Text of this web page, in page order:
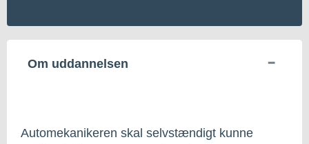
Om uddannelsen
Automekanikeren skal selvstændigt kunne